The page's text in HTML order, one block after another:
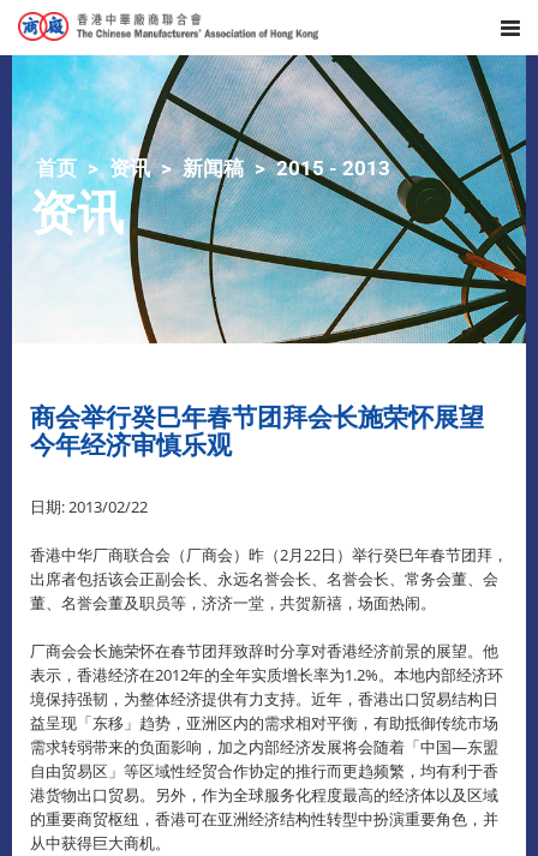
首页 资讯 新闻稿 2015 - 2013
资讯
商会举行癸巳年春节团拜会长施荣怀展望
今年经济审慎乐观
日期: 2013/02/22
香港中华厂商联合会（厂商会）昨（2月22日）举行癸巳年春节团拜，
出席者包括该会正副会长、永远名誉会长、名誉会长、常务会董、会
董、名誉会董及职员等，济济一堂，共贺新禧，场面热闹。
厂商会会长施荣怀在春节团拜致辞时分享对香港经济前景的展望。他
表示，香港经济在2012年的全年实质增长率为1.2%。本地内部经济环
境保持强韧，为整体经济提供有力支持。近年，香港出口贸易结构日
益呈现「东移」趋势，亚洲区内的需求相对平衡，有助抵御传统市场
需求转弱带来的负面影响，加之内部经济发展将会随着「中国—东盟
自由贸易区」等区域性经贸合作协定的推行而更趋频繁，均有利于香
港货物出口贸易。另外，作为全球服务化程度最高的经济体以及区域
的重要商贸枢纽，香港可在亚洲经济结构性转型中扮演重要角色，并
从中获得巨大商机。